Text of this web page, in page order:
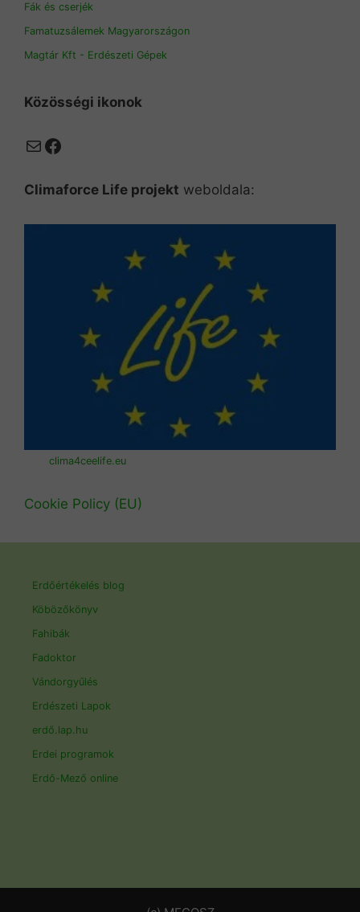
Fák és cserjék
Famatuzsálemek Magyarországon
Magtár Kft - Erdészeti Gépek
Közösségi ikonok
MailFacebook
Climaforce Life projekt weboldala:
clima4ceelife.eu
Cookie Policy (EU)
Erdőértékelés blog
Köbözőkönyv
Fahibák
Fadoktor
Vándorgyűlés
Erdészeti Lapok
erdő.lap.hu
Erdei programok
Erdő-Mező online